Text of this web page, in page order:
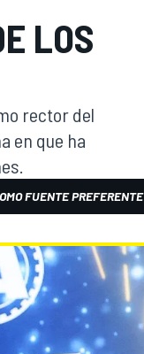
LOS
rector del
en que ha
FUENTE PREFERENTE